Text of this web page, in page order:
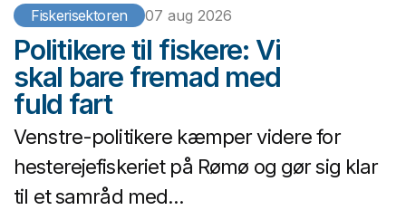
Fiskerisektoren 07 aug 2026
Politikere til fiskere: Vi
skal bare fremad med
fuld fart
Venstre-politikere kæmper videre for
hesterejefiskeriet på Rømø og gør sig klar
til et samråd med...